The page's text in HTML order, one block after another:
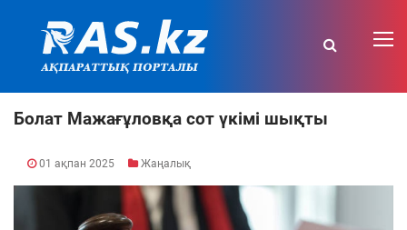
Болат Мажағұловқа сот үкімі шықты
01 ақпан 2025 Жаңалық